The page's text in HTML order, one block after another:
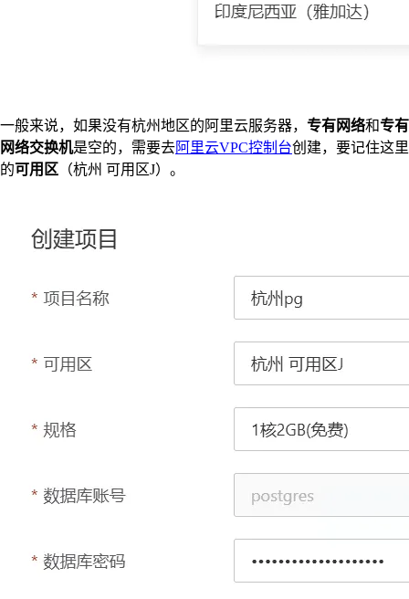
一般来说，如果没有杭州地区的阿里云服务器， 专有网络和专有
网络交换机是空的，需要去阿里云VPC控制台创建，要记住这里
的可用区 （杭州 可用区J）。